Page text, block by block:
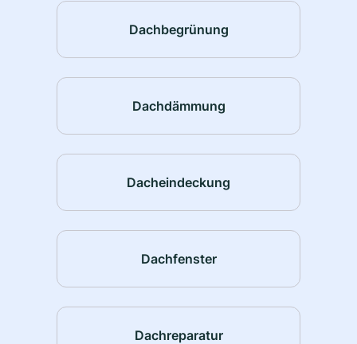
Dachbegrünung
Dachdämmung
Dacheindeckung
Dachfenster
Dachreparatur